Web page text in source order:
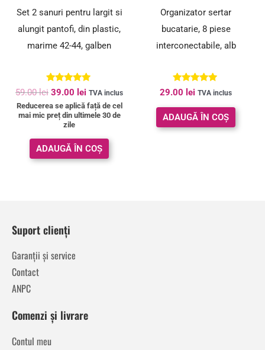
Set 2 sanuri pentru largit si
alungit pantofi, din plastic,
marime 42-44, galben
Evaluat la
4.86
din 5
59.00lei 39.00 lei TVA inclus
Reducerea se aplică față de cel
mai mic preț din ultimele 30 de
zile
ADAUGĂ ÎN COȘ
Organizator sertar
bucatarie, 8 piese
interconectabile, alb
Evaluat la
5.00
din 5
29.00 lei TVA inclus
ADAUGĂ ÎN COȘ
Suport clienți
Garanții și service
Contact
ANPC
Comenzi și livrare
Contul meu